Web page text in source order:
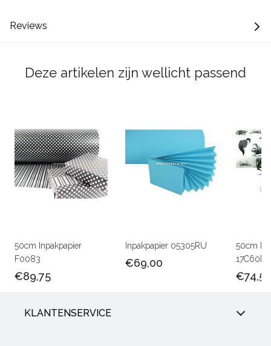
Reviews
Deze artikelen zijn wellicht passend
50cm Inpakpapier
F0083
€89,75
Inpakpapier 05305RU
€69,00
50cm
€74,50
KLANTENSERVICE